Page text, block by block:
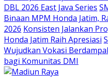
DBL 2026 East Java Series
Binaan MPM Honda Jatim,
2026 Konsisten Jalankan
Honda Jatim Raih Apresiasi
Wujudkan Vokasi
bagi Komunitas DMI